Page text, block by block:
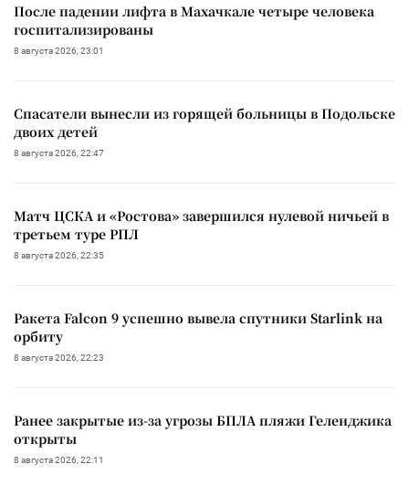
После падении лифта в Махачкале четыре человека
госпитализированы
8 августа 2026, 23:01
Спасатели вынесли из горящей больницы в Подольске
двоих детей
8 августа 2026, 22:47
Матч ЦСКА и «Ростова» завершился нулевой ничьей в
третьем туре РПЛ
8 августа 2026, 22:35
Ракета Falcon 9 успешно вывела спутники Starlink на
орбиту
8 августа 2026, 22:23
Ранее закрытые из-за угрозы БПЛА пляжи Геленджика
открыты
8 августа 2026, 22:11